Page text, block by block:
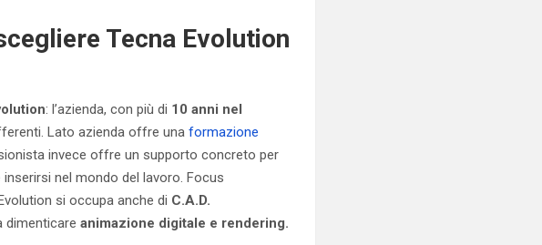
Tecna Evolution
: l’azienda, con più di 10 anni nel
Lato azienda offre unaformazione
invece offre un supporto concreto per
nel mondo del lavoro. Focus
si occupa anche di C.A.D.
dimenticareanimazione digitale e rendering.